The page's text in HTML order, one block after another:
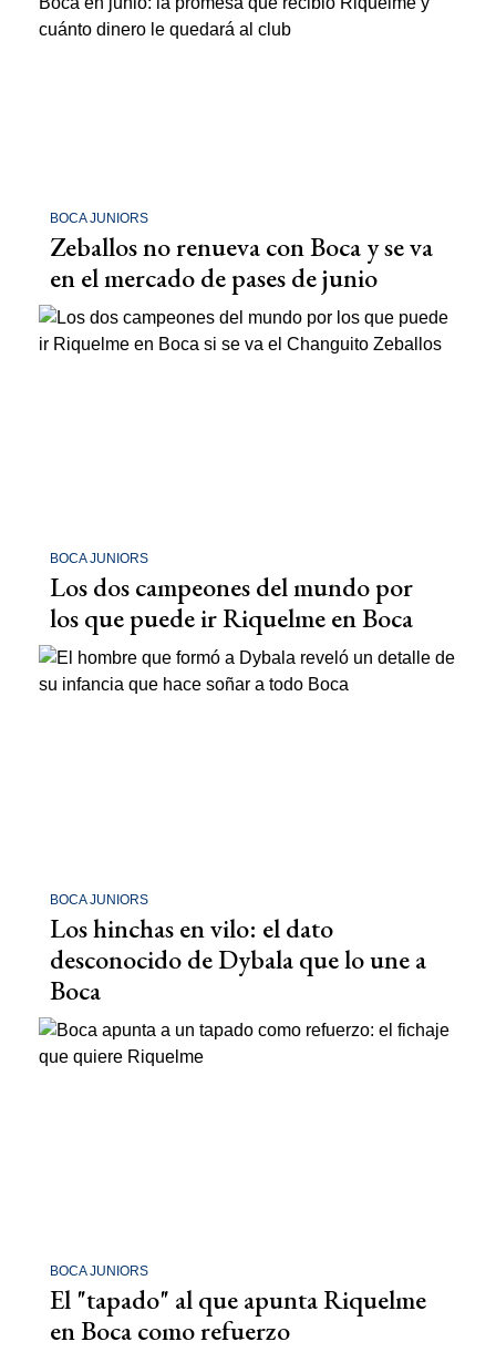
BOCA JUNIORS
Zeballos no renueva con Boca y se va
en el mercado de pases de junio
BOCA JUNIORS
Los dos campeones del mundo por
los que puede ir Riquelme en Boca
BOCA JUNIORS
Los hinchas en vilo: el dato
desconocido de Dybala que lo une a
Boca
BOCA JUNIORS
El "tapado" al que apunta Riquelme
en Boca como refuerzo